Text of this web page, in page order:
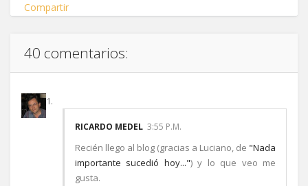
Compartir
40 comentarios:
RICARDO MEDEL 3:55 P.M.
Recién llego al blog (gracias a Luciano, de "Nada
importante sucedió hoy...") y lo que veo me
gusta.